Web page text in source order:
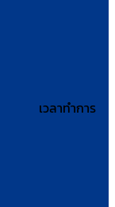
เวลาทำการ